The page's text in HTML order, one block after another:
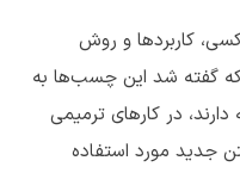
کاربردها و روش
که گفته شد این چسب‌‌ها به
در کارهای ترمیمی
جدید مورد استفاده